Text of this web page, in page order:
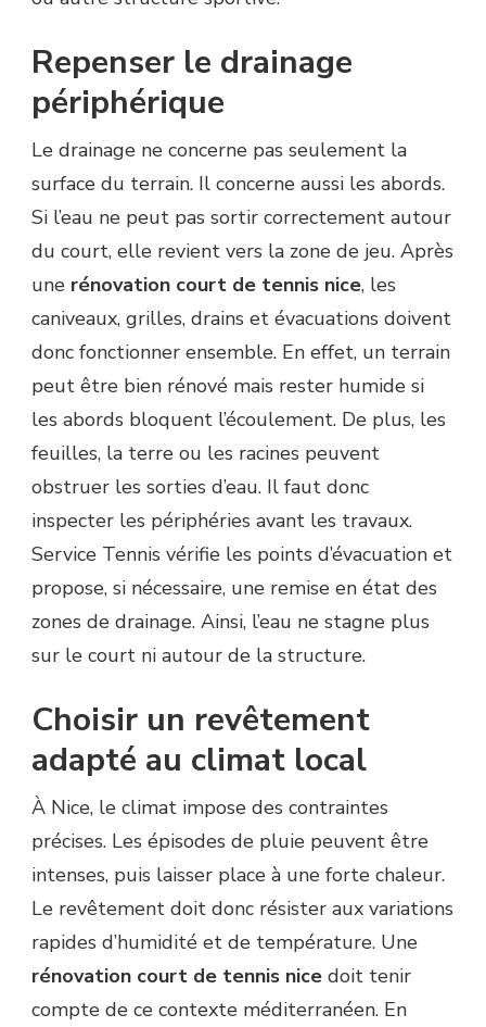
Repenser le drainage
périphérique
Le drainage ne concerne pas seulement la
surface du terrain. Il concerne aussi les abords.
Si l’eau ne peut pas sortir correctement autour
du court, elle revient vers la zone de jeu. Après
une rénovation court de tennis nice, les
caniveaux, grilles, drains et évacuations doivent
donc fonctionner ensemble. En effet, un terrain
peut être bien rénové mais rester humide si
les abords bloquent l’écoulement. De plus, les
feuilles, la terre ou les racines peuvent
obstruer les sorties d’eau. Il faut donc
inspecter les périphéries avant les travaux.
Service Tennis vérifie les points d’évacuation et
propose, si nécessaire, une remise en état des
zones de drainage. Ainsi, l’eau ne stagne plus
sur le court ni autour de la structure.
Choisir un revêtement
adapté au climat local
À Nice, le climat impose des contraintes
précises. Les épisodes de pluie peuvent être
intenses, puis laisser place à une forte chaleur.
Le revêtement doit donc résister aux variations
rapides d’humidité et de température. Une
rénovation court de tennis nice doit tenir
compte de ce contexte méditerranéen. En